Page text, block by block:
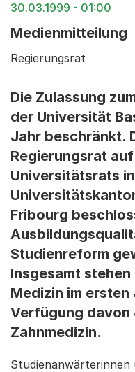
30.03.1999 - 01:00
Medienmitteilung
Regierungsrat
Die Zulassung
der Universität
Jahr beschränkt.
Regierungsrat
Universitätsrats
Fribourg
Studienreform
Insgesamt
Medizin im ersten
Verfügung davon
Zahnmedizin.